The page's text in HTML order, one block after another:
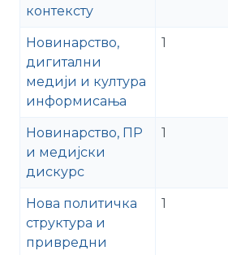
контексту
Новинарство,
дигитални
медији и култура
информисања
1
Новинарство, ПР
и медијски
дискурс
1
Нова политичка
структура и
привредни
1